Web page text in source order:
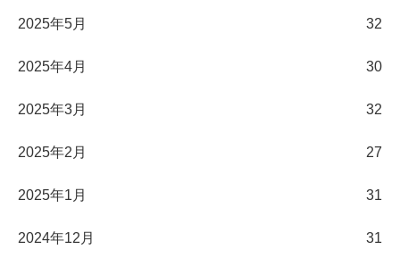
2025年5月 32
2025年4月 30
2025年3月 32
2025年2月 27
2025年1月 31
2024年12月 31